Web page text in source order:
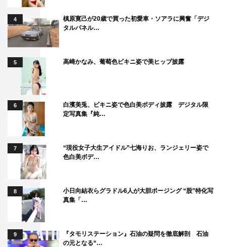
4
槙原寛己が20歳で買った初愛車・ソアラに興奮「デジ
タルパネル…
5 高崎かなみ、葡萄色ビキニ姿で美ヒップ披露
6
白濱美兎、ビキニ姿で色白美ボディ披露 デジタル限
定写真集『純…
7
“現役女子大生アイドル”七海りお、ランジェリー姿で
色白美ボデ…
8
小日向結衣らグラドル6人が大胆ポージング “股”特化写
真集「…
9
『タモリステーション』石油の疑問を徹底解剖 石油
の元となる“…